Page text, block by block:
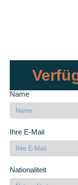
Name
Ihre E-Mail
Nationaliteit